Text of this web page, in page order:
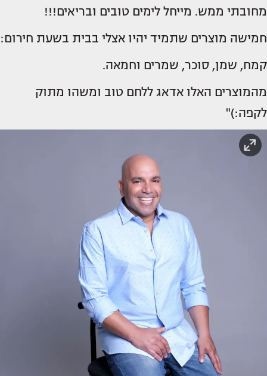
מחובתי ממש. מייחל לימים טובים ובריאים!!!
חמישה מוצרים שתמיד יהיו אצלי בבית בשעת חירום:
קמח, שמן, סוכר, שמרים וחמאה.
מהמוצרים האלו אדאג ללחם טוב ומשהו מתוק
לקפה:)"